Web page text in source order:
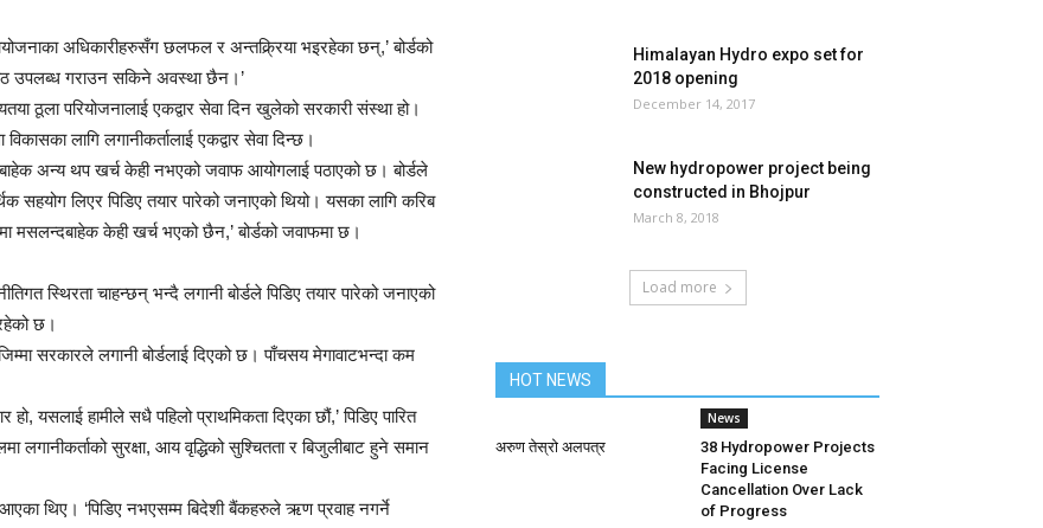
अधिकारीहरुसँग छलफल र अन्तक्र्रिया भइरहेका छन्,’ बोर्डको
उपलब्ध गराउन सकिने अवस्था छैन।’
ठूला परियोजनालाई एकद्वार सेवा दिन खुलेको सरकारी संस्था हो।
लागि लगानीकर्तालाई एकद्वार सेवा दिन्छ।
अन्य थप खर्च केही नभएको जवाफ आयोगलाई पठाएको छ। बोर्डले
सहयोग लिएर पिडिए तयार पारेको जनाएको थियो। यसका लागि करिब
मसलन्दबाहेक केही खर्च भएको छैन,’ बोर्डको जवाफमा छ।
स्थिरता चाहन्छन् भन्दै लगानी बोर्डले पिडिए तयार पारेको जनाएको
छ।
सरकारले लगानी बोर्डलाई दिएको छ। पाँचसय मेगावाटभन्दा कम
यसलाई हामीले सधै पहिलो प्राथमिकता दिएका छौं,’ पिडिए पारित
लगानीकर्ताको सुरक्षा, आय वृद्धिको सुश्चितता र बिजुलीबाट हुने समान
थिए। ‘पिडिए नभएसम्म बिदेशी बैंकहरुले ऋण प्रवाह नगर्ने
Himalayan Hydro expo set for
2018 opening
December 14, 2017
New hydropower project being
constructed in Bhojpur
March 8, 2018
Load more
HOT NEWS
अरुण तेस्रो अलपत्र
News
38 Hydropower Projects
Facing License
Cancellation Over Lack
of Progress